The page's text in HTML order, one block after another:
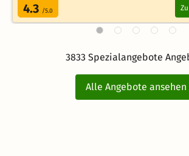
4.3 /5.0
3833 Spezialangebote
Alle Angebote ansehen